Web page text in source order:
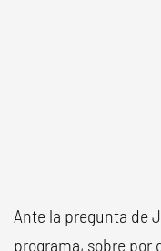
Ante la pregunta de
programa, sobre por